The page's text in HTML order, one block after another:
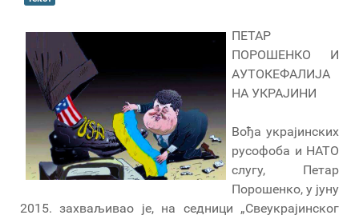
ПЕТАР
ПОРОШЕНКО И
АУТОКЕФАЛИЈА
НА УКРАЈИНИ
Вођа украјинских
русофоба и НАТО
слугу, Петар
Порошенко, у јуну
2015. захваљивао је, на седници „Свеукрајинског